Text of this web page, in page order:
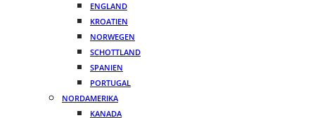
ENGLAND
KROATIEN
NORWEGEN
SCHOTTLAND
SPANIEN
PORTUGAL
NORDAMERIKA
KANADA